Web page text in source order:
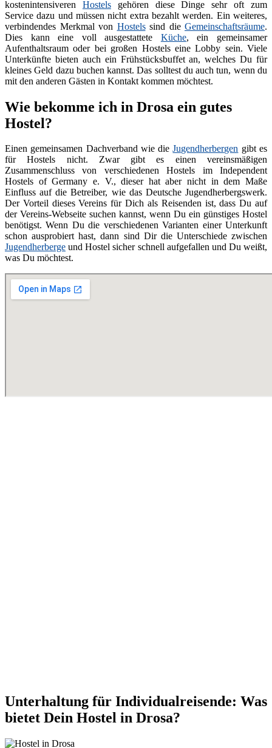
kostenintensiveren Hostelsgehören diese Dinge sehr oft zum
Service dazu und müssen nicht extra bezahlt werden. Ein weiteres,
verbindendes Merkmal von Hostelssind die Gemeinschaftsräume.
Dies kann eine voll ausgestattete Küche, ein gemeinsamer
Aufenthaltsraum oder bei großen Hostels eine Lobby sein. Viele
Unterkünfte bieten auch ein Frühstücksbuffet an, welches Du für
kleines Geld dazu buchen kannst. Das solltest du auch tun, wenn du
mit den anderen Gästen in Kontakt kommen möchtest.
Wie bekomme ich in Drosa ein gutes
Hostel?
Einen gemeinsamen Dachverband wie dieJugendherbergen gibt es
für Hostels nicht. Zwar gibt es einen vereinsmäßigen
Zusammenschluss von verschiedenen Hostels im Independent
Hostels of Germany e. V., dieser hat aber nicht in dem Maße
Einfluss auf die Betreiber, wie das Deutsche Jugendherbergswerk.
Der Vorteil dieses Vereins für Dich als Reisenden ist, dass Du auf
der Vereins-Webseite suchen kannst, wenn Du ein günstiges Hostel
benötigst. Wenn Du die verschiedenen Varianten einer Unterkunft
schon ausprobiert hast, dann sind Dir die Unterschiede zwischen
Jugendherberge und Hostel sicher schnell aufgefallen und Du weißt,
was Du möchtest.
Unterhaltung für Individualreisende: Was
bietet Dein Hostel in Drosa?